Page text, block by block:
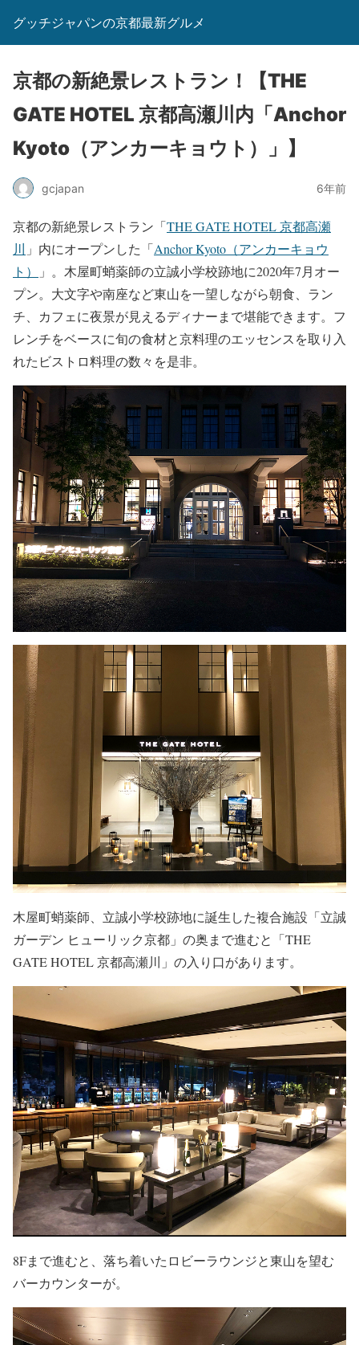
グッチジャパンの京都最新グルメ
京都の新絶景レストラン！【THE
GATE HOTEL 京都高瀬川内「Anchor
Kyoto（アンカーキョウト）」】
gcjapan 6年前
京都の新絶景レストラン「THE GATE HOTEL 京都高瀬
川 」内にオープンした「Anchor Kyoto（アンカーキョウ
ト）
」。木屋町蛸薬師の立誠小学校跡地に2020年7月オー
プン。大文字や南座など東山を一望しながら朝食、ラン
チ、カフェに夜景が見えるディナーまで堪能できます。フ
レンチをベースに旬の食材と京料理のエッセンスを取り入
れたビストロ料理の数々を是非。
木屋町蛸薬師、立誠小学校跡地に誕生した複合施設「立誠
ガーデン ヒューリック京都」の奥まで進むと「THE
GATE HOTEL 京都高瀬川」の入り口があります。
8Fまで進むと、落ち着いたロビーラウンジと東山を望む
バーカウンターが。